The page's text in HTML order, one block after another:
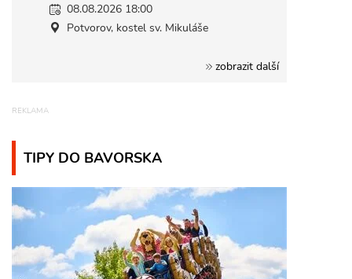
08.08.2026 18:00
Potvorov, kostel sv. Mikuláše
zobrazit další
TIPY DO BAVORSKA